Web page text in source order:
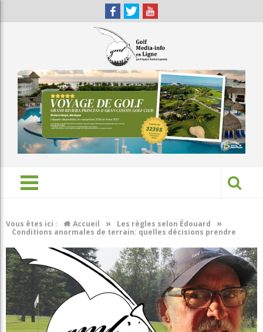
Vous êtes ici : Accueil » Les règles selon Édouard »
Conditions anormales de terrain: quelles décisions prendre